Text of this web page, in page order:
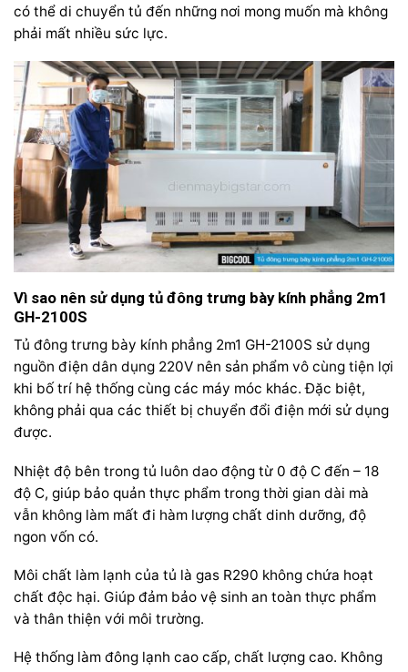
có thể di chuyển tủ đến những nơi mong muốn mà không
phải mất nhiều sức lực.
Vì sao nên sử dụng tủ đông trưng bày kính phẳng 2m1
GH-2100S
Tủ đông trưng bày kính phẳng 2m1 GH-2100S sử dụng
nguồn điện dân dụng 220V nên sản phẩm vô cùng tiện lợi
khi bố trí hệ thống cùng các máy móc khác. Đặc biệt,
không phải qua các thiết bị chuyển đổi điện mới sử dụng
được.
Nhiệt độ bên trong tủ luôn dao động từ 0 độ C đến – 18
độ C, giúp bảo quản thực phẩm trong thời gian dài mà
vẫn không làm mất đi hàm lượng chất dinh dưỡng, độ
ngon vốn có.
Môi chất làm lạnh của tủ là gas R290 không chứa hoạt
chất độc hại. Giúp đảm bảo vệ sinh an toàn thực phẩm
và thân thiện với môi trường.
Hệ thống làm đông lạnh cao cấp, chất lượng cao. Không